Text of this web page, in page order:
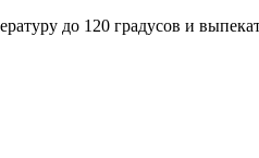
до 120 градусов и